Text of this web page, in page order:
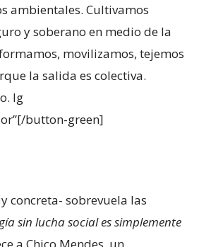
ambientales. Cultivamos
y soberano en medio de la
movilizamos, tejemos
la salida es colectiva.
Ig
button-green]
concreta- sobrevuela las
sin lucha social es simplemente